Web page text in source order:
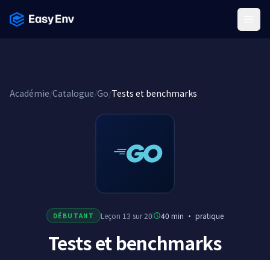
Académie/Catalogue/Go/Tests et benchmarks
DÉBUTANT Leçon 13 sur 20 40 min ·pratique
Tests et benchmarks